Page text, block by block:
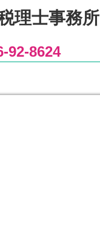
内
理士事務所
92-8624